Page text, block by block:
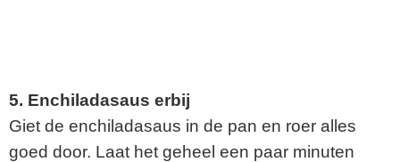
5. Enchiladasaus erbij
Giet de enchiladasaus in de pan en roer alles
goed door. Laat het geheel een paar minuten